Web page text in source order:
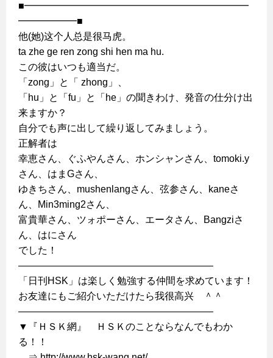
■━━━━━━━━━━━━━━━━━━━━━━━
━━━━━━■
他(她)这个人总是很马虎。
ta zhe ge ren zong shi hen ma hu.
この彼はいつも適当だ。
「zong」と「 zhong」、
「hu」と「fu」と「he」の聞きわけ、発音の仕分け出
来ますか？
自分でも声に出して繰り返してみましょう。
正解者は
幸恵さん、ぐふやんさん、ホンシャンさん、tomoki.y
さん、はまGさん、
ゆきちさん、mushenlangさん、弦参さん、kaneさ
ん、Min3ming2さん、
富貴華さん、ツォポーさん、エータさん、Bangziさ
ん、はにさん
でした！
————————————————————
「日刊HSK」は楽しく勉強する仲間を求めています！
お友達にもご紹介いただけたら我很高兴 ＾＾
————————————————————
▼『ＨＳＫ網』 ＨＳＫのことならなんでもわか
る！！